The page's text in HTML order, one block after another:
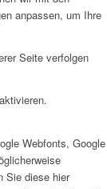
anpassen, um Ihre
Seite verfolgen
Webfonts, Google
Sie diese hier